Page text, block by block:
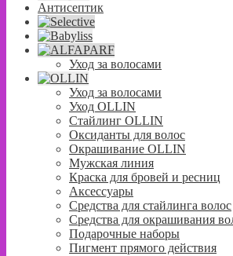
Антисептик
Уход за волосами
Уход за волосами
Уход OLLIN
Стайлинг OLLIN
Оксиданты для волос
Окрашивание OLLIN
Мужская линия
Краска для бровей и ресниц
Аксессуары
Средства для стайлинга волос
Средства для окрашивания
Подарочные наборы
Пигмент прямого действия